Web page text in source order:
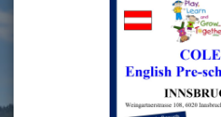
COLE PRIMARY SCHOOL
COLE HOLIDAY PROGRAMMES